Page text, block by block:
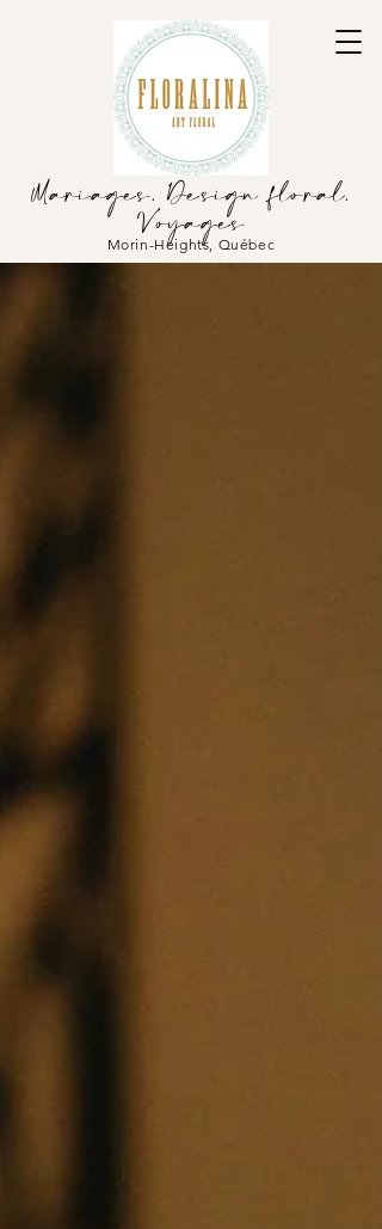
Mariages. Design floral.
Voyages
Morin-Heights, Québec